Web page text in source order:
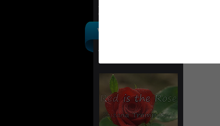
Ostatní
VÝROBCI
Výpis podle výrobců